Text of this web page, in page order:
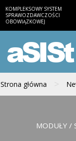
KOMPLEKSOWY SYSTEM
SPRAWOZDAWCZOŚCI
OBOWIĄZKOWEJ
aSISt
Strona główna >
MODUŁY /